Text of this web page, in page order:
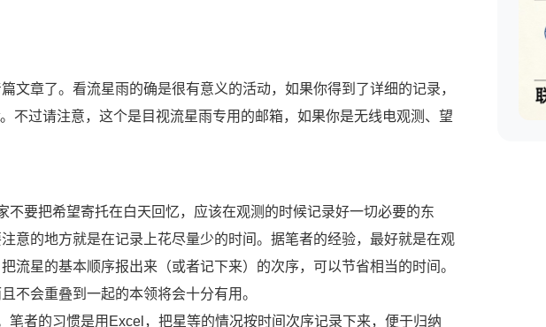
文章了。看流星雨的确是很有意义的活动，如果你得到了详细的记录，
不过请注意，这个是目视流星雨专用的邮箱，如果你是无线电观测、望
要把希望寄托在白天回忆，应该在观测的时候记录好一切必要的东
意的地方就是在记录上花尽量少的时间。据笔者的经验，最好就是在观
流星的基本顺序报出来（或者记下来）的次序，可以节省相当的时间。
不会重叠到一起的本领将会十分有用。
者的习惯是用Excel，把星等的情况按时间次序记录下来，便于归纳